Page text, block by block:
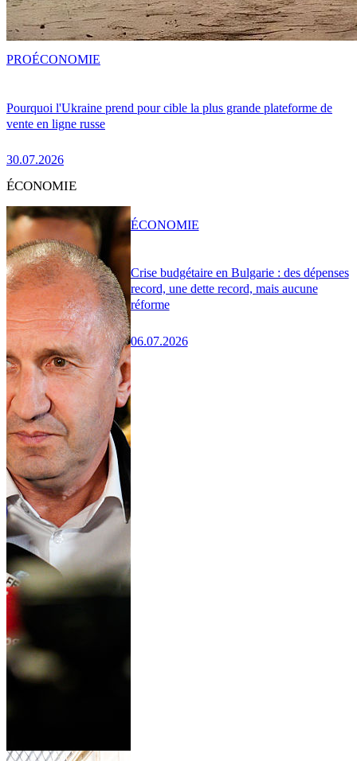
Pourquoi l'Ukraine prend pour cible la plus grande plateforme de
vente en ligne russe
30.07.2026
PROÉCONOMIE
ÉCONOMIE
Crise budgétaire en Bulgarie : des dépenses
record, une dette record, mais aucune
réforme
06.07.2026
ÉCONOMIE